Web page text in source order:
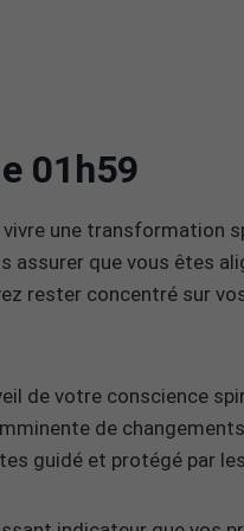
01h59
une transformation
assurer que vous êtes
rester concentré sur
de votre conscience
de
guidé et protégé par